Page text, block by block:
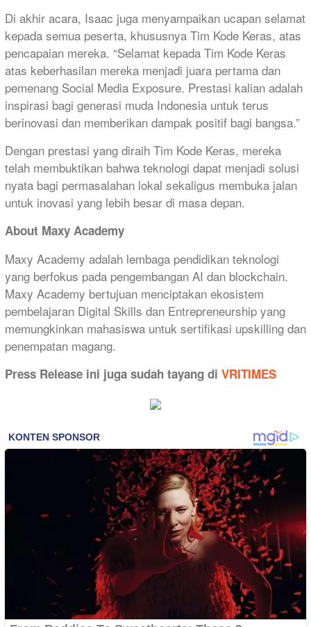
Di akhir acara, Isaac juga menyampaikan ucapan selamat
kepada semua peserta, khususnya Tim Kode Keras, atas
pencapaian mereka. “Selamat kepada Tim Kode Keras
atas keberhasilan mereka menjadi juara pertama dan
pemenang Social Media Exposure. Prestasi kalian adalah
inspirasi bagi generasi muda Indonesia untuk terus
berinovasi dan memberikan dampak positif bagi bangsa.”
Dengan prestasi yang diraih Tim Kode Keras, mereka
telah membuktikan bahwa teknologi dapat menjadi solusi
nyata bagi permasalahan lokal sekaligus membuka jalan
untuk inovasi yang lebih besar di masa depan.
About Maxy Academy
Maxy Academy adalah lembaga pendidikan teknologi
yang berfokus pada pengembangan AI dan blockchain.
Maxy Academy bertujuan menciptakan ekosistem
pembelajaran Digital Skills dan Entrepreneurship yang
memungkinkan mahasiswa untuk sertifikasi upskilling dan
penempatan magang.
Press Release ini juga sudah tayang di VRITIMES